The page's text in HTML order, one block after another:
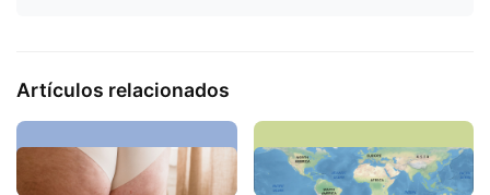
Artículos relacionados